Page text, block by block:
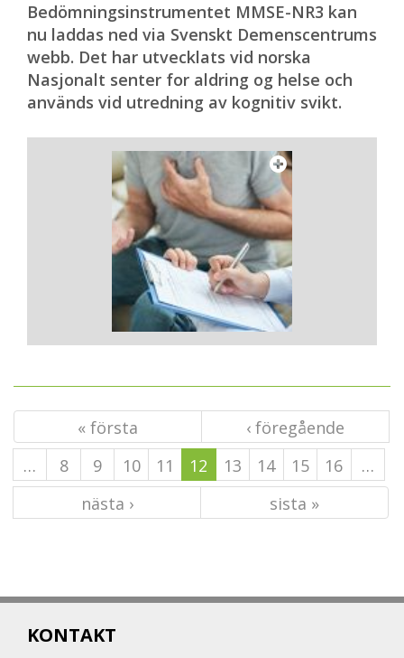
Bedömningsinstrumentet MMSE-NR3 kan
nu laddas ned via Svenskt Demenscentrums
webb. Det har utvecklats vid norska
Nasjonalt senter for aldring og helse och
används vid utredning av kognitiv svikt.
« första
‹ föregående
…
8 9 10 11 12 13 14 15 16
…
nästa ›
sista »
KONTAKT